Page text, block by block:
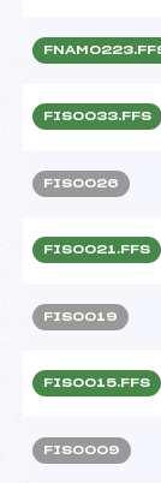
FIS0033.FFS
FIS0026
FIS0021.FFS
FIS0019
FIS0015.FFS
FIS0009